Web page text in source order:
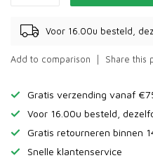
Voor 16.00u besteld,
Add to comparison Share this
Gratis verzending vanaf
Voor 16.00u besteld,
Gratis retourneren binnen
Snelle klantenservice